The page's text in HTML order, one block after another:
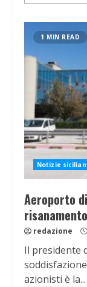
1 MIN READ
Notizie
Aeroporto
redazione
Il presidente
azionisti è la...